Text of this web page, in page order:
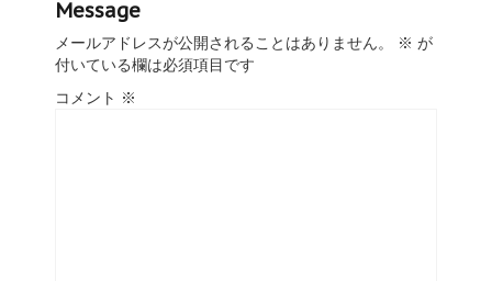
Message
メールアドレスが公開されることはありません。 ※ が
付いている欄は必須項目です
コメント ※